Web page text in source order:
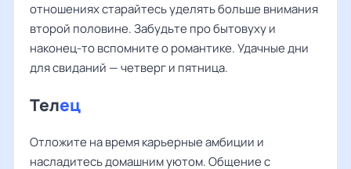
отношениях старайтесь уделять больше внимания
второй половине. Забудьте про бытовуху и
наконец-то вспомните о романтике. Удачные дни
для свиданий — четверг и пятница.
Телец
Отложите на время карьерные амбиции и
насладитесь домашним уютом. Общение с